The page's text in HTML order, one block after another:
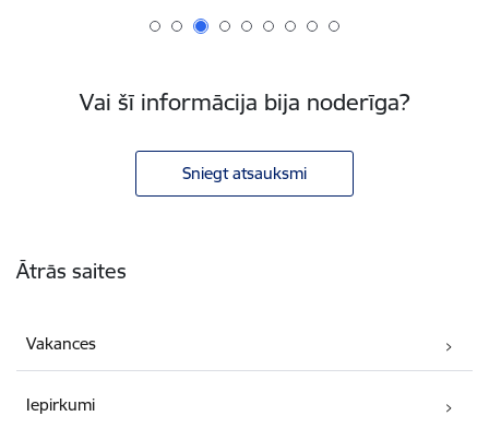
Vai šī informācija bija noderīga?
Sniegt atsauksmi
Ātrās saites
Vakances
Iepirkumi